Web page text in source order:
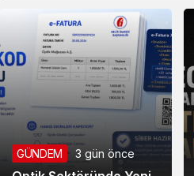
GÜNDEM 3 gün önce